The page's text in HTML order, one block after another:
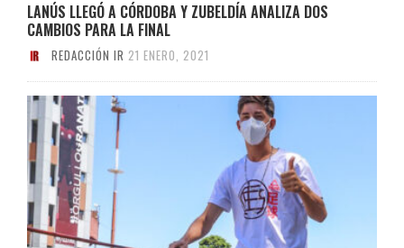
LANÚS LLEGÓ A CÓRDOBA Y ZUBELDÍA ANALIZA DOS
CAMBIOS PARA LA FINAL
REDACCIÓN IR 21 ENERO, 2021